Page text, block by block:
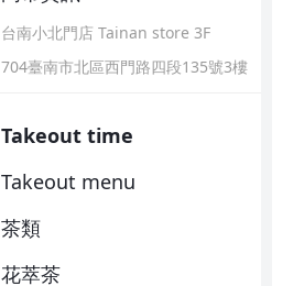
台南小北門店 Tainan store 3F
704臺南市北區西門路四段135號3樓
Takeout time
Takeout menu
茶類
花萃茶